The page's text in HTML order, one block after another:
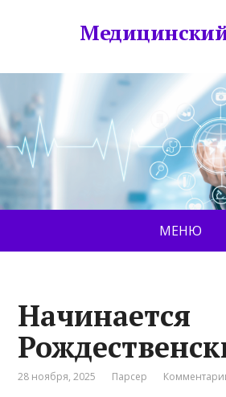
МЕНЮ
Начинается
28 ноября, 2025 Парсер